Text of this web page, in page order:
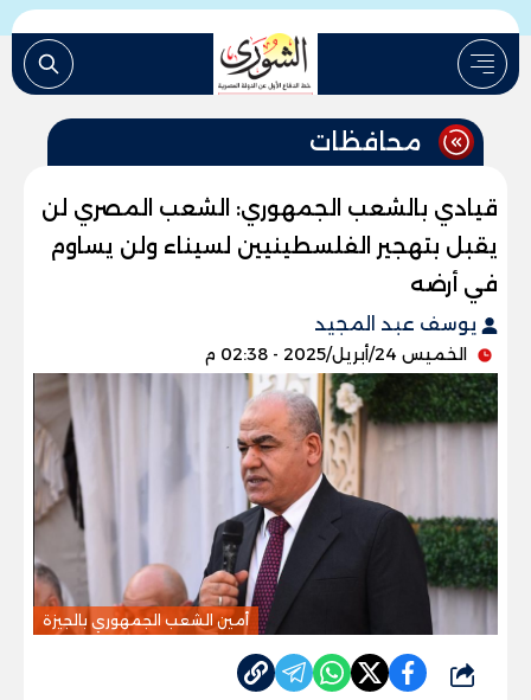
محافظات
قيادي بالشعب الجمهوري: الشعب المصري لن
يقبل بتهجير الفلسطينيين لسيناء ولن يساوم
في أرضه
يوسف عبد المجيد
الخميس 24/أبريل/2025 - 02:38 م
أمين الشعب الجمهوري بالجيزة
شارك